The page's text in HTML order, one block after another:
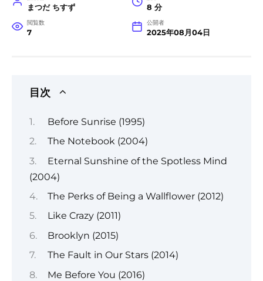
まつだ ちすず 8 分
閲覧数
7
公開者
2025年08月04日
目次
Before Sunrise (1995)
The Notebook (2004)
Eternal Sunshine of the Spotless Mind
(2004)
The Perks of Being a Wallflower (2012)
Like Crazy (2011)
Brooklyn (2015)
The Fault in Our Stars (2014)
Me Before You (2016)